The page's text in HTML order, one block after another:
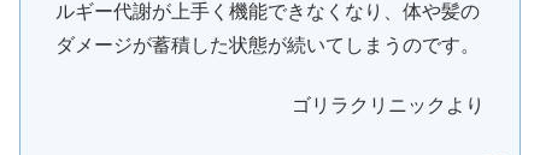
ルギー代謝が上手く機能できなくなり、体や髪の
ダメージが蓄積した状態が続いてしまうのです。
ゴリラクリニックより